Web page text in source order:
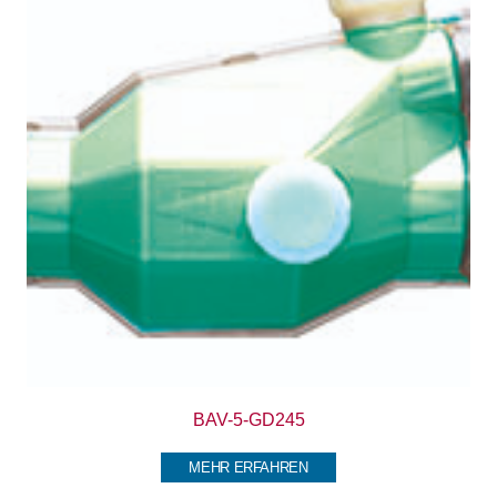
BAV-5-GD245
MEHR ERFAHREN